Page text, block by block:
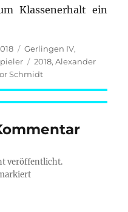
Klassenerhalt ein
Kategorien
Gerlingen IV,
Schlagwörter
2018,Alexander
Schmidt
veröffentlicht.